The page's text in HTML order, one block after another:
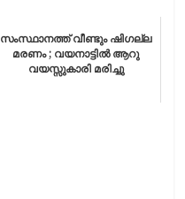
സംസ്ഥാനത്ത് വീണ്ടും ഷിഗല്ല
മരണം ; വയനാട്ടില്‍ ആറു
വയസ്സുകാരി മരിച്ചു